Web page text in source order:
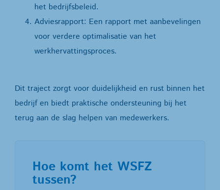
het bedrijfsbeleid.
Adviesrapport: Een rapport met aanbevelingen
voor verdere optimalisatie van het
werkhervattingsproces.
Dit traject zorgt voor duidelijkheid en rust binnen het
bedrijf en biedt praktische ondersteuning bij het
terug aan de slag helpen van medewerkers.
Hoe komt het WSFZ
tussen?